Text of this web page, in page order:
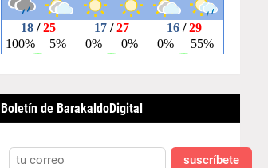
Boletín de BarakaldoDigital
suscríbete